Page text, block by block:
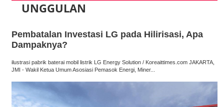
UNGGULAN
Pembatalan Investasi LG pada Hilirisasi, Apa
Dampaknya?
ilustrasi pabrik baterai mobil listrik LG Energy Solution / Koreaittimes.com JAKARTA,
JMI - Wakil Ketua Umum Asosiasi Pemasok Energi, Miner...